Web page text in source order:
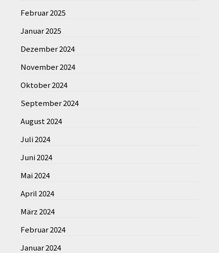
Februar 2025
Januar 2025
Dezember 2024
November 2024
Oktober 2024
September 2024
August 2024
Juli 2024
Juni 2024
Mai 2024
April 2024
März 2024
Februar 2024
Januar 2024